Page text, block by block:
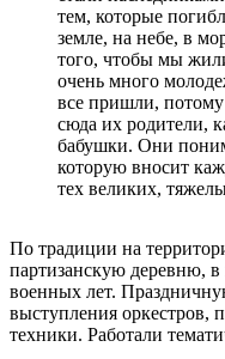
тем, которые
земле, на небе, в
того, чтобы мы
очень много
все пришли,
сюда их родители,
бабушки. Они
которую вносит
тех великих,
По традиции на
партизанскую деревню,
военных лет.
выступления оркестров,
техники. Работали